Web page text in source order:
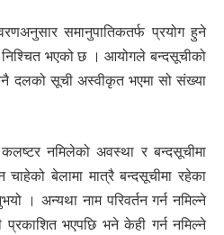
समानुपातिकतर्फ प्रयोग हुने
निश्चित भएको छ । आयोगले बन्दसूचीको
दलको सूची अस्वीकृत भएमा सो संख्या
नमिलेको अवस्था र बन्दसूचीमा
चाहेको बेलामा मात्रै बन्दसूचीमा रहेका
। अन्यथा नाम परिवर्तन गर्न नमिल्ने
भएपछि भने केही गर्न नमिल्ने